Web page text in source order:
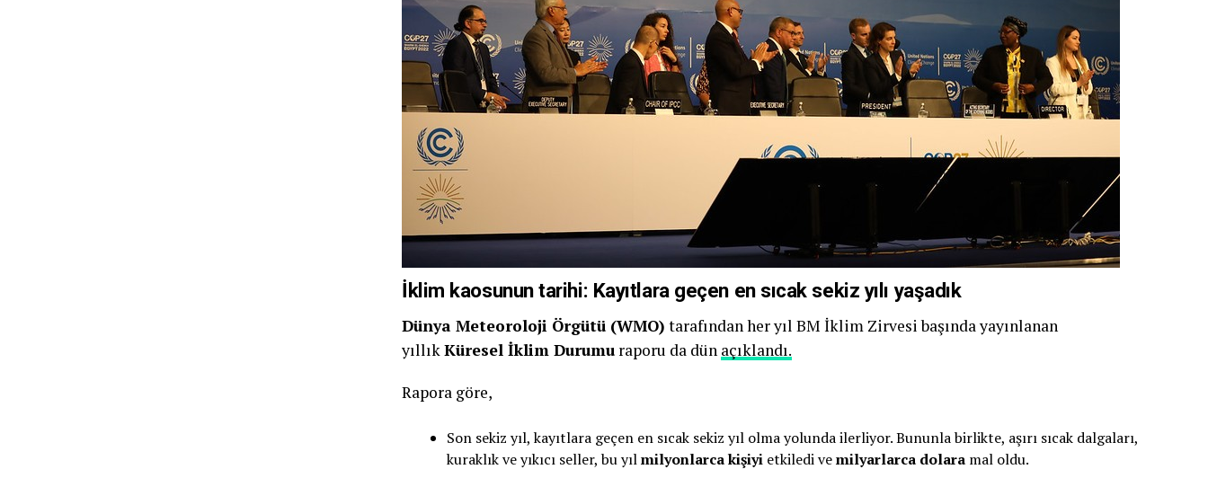
İklim kaosunun tarihi: Kayıtlara geçen en sıcak sekiz yılı yaşadık
Dünya Meteoroloji Örgütü (WMO) tarafından her yıl BM İklim Zirvesi başında yayınlanan
yıllıkKüresel İklim Durumu raporu da dün açıklandı.
Rapora göre,
Son sekiz yıl, kayıtlara geçen en sıcak sekiz yıl olma yolunda ilerliyor. Bununla birlikte, aşırı sıcak dalgaları,
kuraklık ve yıkıcı seller, bu yılmilyonlarca kişiyi etkiledi vemilyarlarca dolara mal oldu.